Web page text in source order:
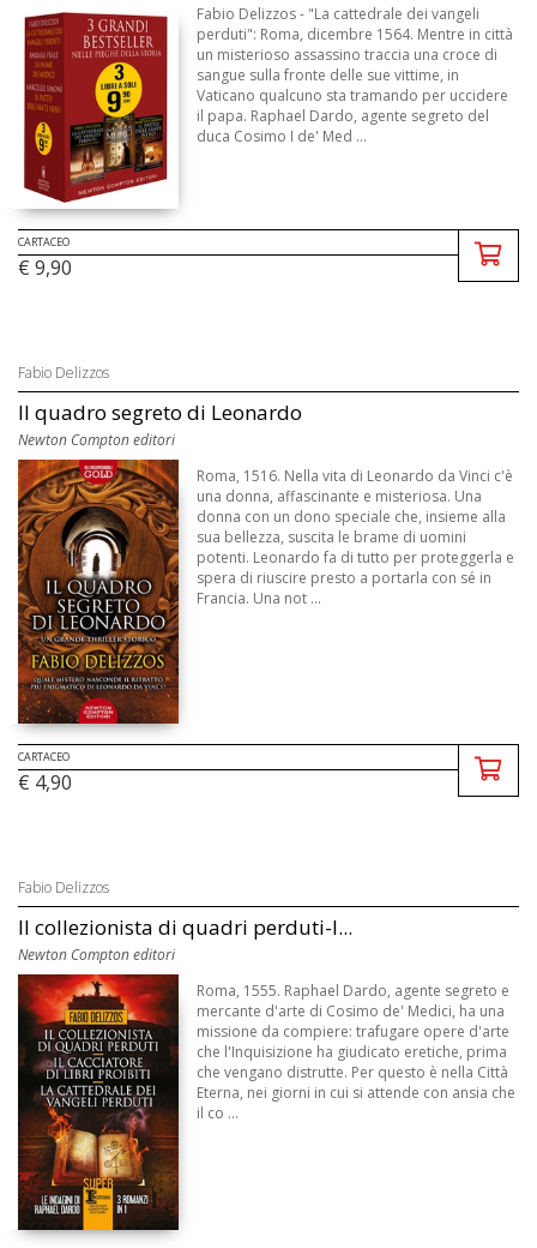
Fabio Delizzos - "La cattedrale dei vangeli
perduti": Roma, dicembre 1564. Mentre in città
un misterioso assassino traccia una croce di
sangue sulla fronte delle sue vittime, in
Vaticano qualcuno sta tramando per uccidere
il papa. Raphael Dardo, agente segreto del
duca Cosimo I de' Med ...
CARTACEO
€ 9,90
Fabio Delizzos
Il quadro segreto di Leonardo
Newton Compton editori
Roma, 1516. Nella vita di Leonardo da Vinci c'è
una donna, affascinante e misteriosa. Una
donna con un dono speciale che, insieme alla
sua bellezza, suscita le brame di uomini
potenti. Leonardo fa di tutto per proteggerla e
spera di riuscire presto a portarla con sé in
Francia. Una not ...
CARTACEO
€ 4,90
Fabio Delizzos
Il collezionista di quadri perduti-I...
Newton Compton editori
Roma, 1555. Raphael Dardo, agente segreto e
mercante d'arte di Cosimo de' Medici, ha una
missione da compiere: trafugare opere d'arte
che l'Inquisizione ha giudicato eretiche, prima
che vengano distrutte. Per questo è nella Città
Eterna, nei giorni in cui si attende con ansia che
il co ...